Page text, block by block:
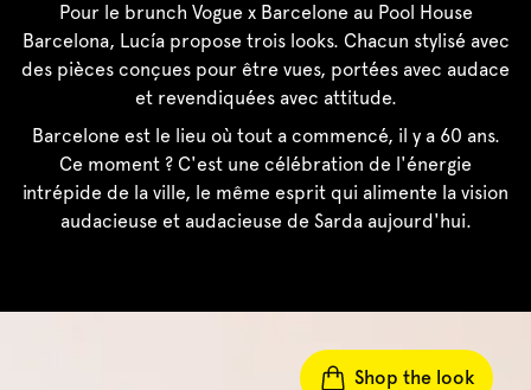
Pour le brunch Vogue x Barcelone au Pool House
Barcelona, Lucía propose trois looks. Chacun stylisé avec
des pièces conçues pour être vues, portées avec audace
et revendiquées avec attitude.
Barcelone est le lieu où tout a commencé, il y a 60 ans.
Ce moment ? C'est une célébration de l'énergie
intrépide de la ville, le même esprit qui alimente la vision
audacieuse et audacieuse de Sarda aujourd'hui.
Shop the look